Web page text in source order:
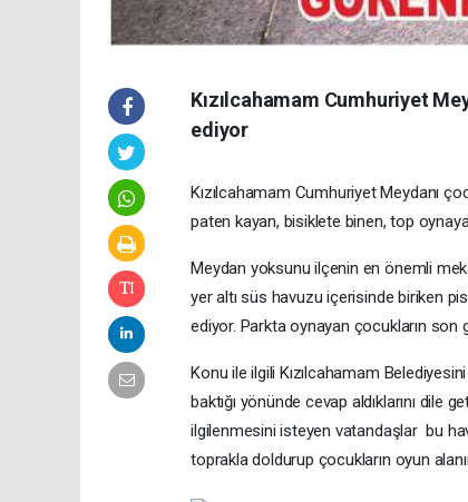
Kızılcahamam Cumhuriyet
ediyor
Kızılcahamam Cumhuriyet Meydanı
paten kayan, bisiklete binen, top
Meydan yoksunu ilçenin en önemli
yer altı süs havuzu içerisinde biriken
ediyor. Parkta oynayan çocukların son
Konu ile ilgili Kızılcahamam
baktığı yönünde cevap aldıklarını dile
ilgilenmesini isteyen vatandaşlar bu
toprakla doldurup çocukların oyun